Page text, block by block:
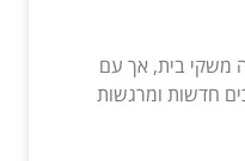
משקי בית, אך עם
חדשות ומרגשות